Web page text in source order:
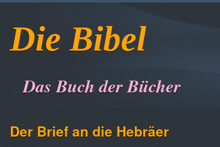
Die Bibel
Das Buch der Bücher
Der Brief an die Hebräer